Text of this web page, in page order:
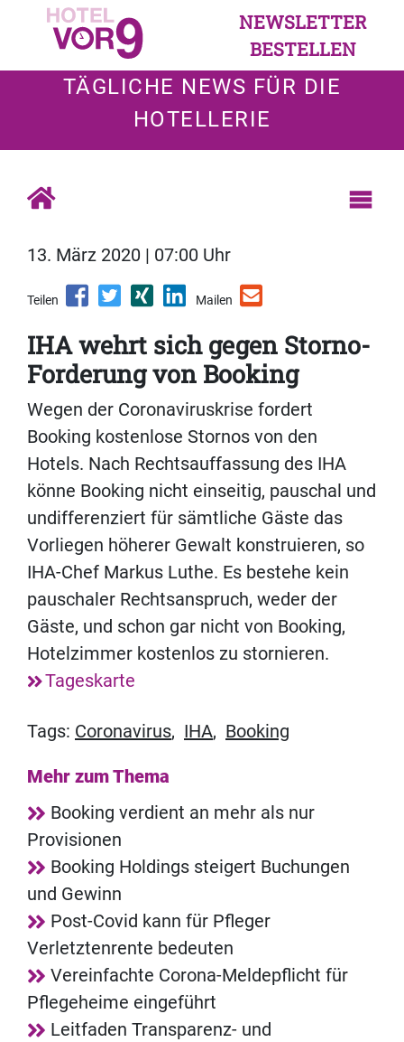
NEWSLETTER
BESTELLEN
TÄGLICHE NEWS FÜR DIE
HOTELLERIE
13. März 2020 | 07:00 Uhr
Teilen Mailen
IHA wehrt sich gegen Storno-
Forderung von Booking
Wegen der Coronaviruskrise fordert
Booking kostenlose Stornos von den
Hotels. Nach Rechtsauffassung des IHA
könne Booking nicht einseitig, pauschal und
undifferenziert für sämtliche Gäste das
Vorliegen höherer Gewalt konstruieren, so
IHA-Chef Markus Luthe. Es bestehe kein
pauschaler Rechtsanspruch, weder der
Gäste, und schon gar nicht von Booking,
Hotelzimmer kostenlos zu stornieren.
Tageskarte
Tags: Coronavirus, IHA, Booking
Mehr zum Thema
Booking verdient an mehr als nur
Provisionen
Booking Holdings steigert Buchungen
und Gewinn
Post-Covid kann für Pfleger
Verletztenrente bedeuten
Vereinfachte Corona-Meldepflicht für
Pflegeheime eingeführt
Leitfaden Transparenz- und